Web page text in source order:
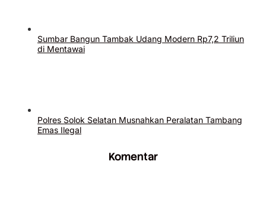
Sumbar Bangun Tambak Udang Modern Rp7,2 Triliun
di Mentawai
Polres Solok Selatan Musnahkan Peralatan Tambang
Emas Ilegal
Komentar